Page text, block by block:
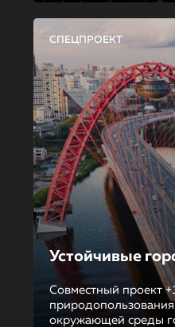
СПЕЦПРОЕКТ
Устойчивые
Совместный проект
окружающей среды